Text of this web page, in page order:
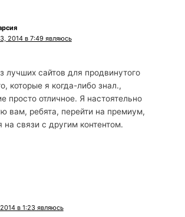
2014 в 7:49 являюсь
лучших сайтов для продвинутого
которые я когда-либо знал.,
просто отличное. Я настоятельно
вам, ребята, перейти на премиум,
на связи с другим контентом.
в 1:23 являюсь